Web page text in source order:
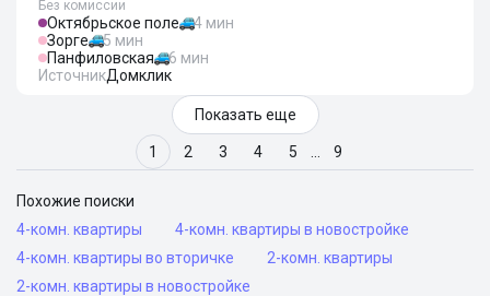
Без комиссии
Октябрьское поле
4 мин
Зорге
5 мин
Панфиловская
6 мин
ИсточникДомклик
Показать еще
1 2 3 4 5 9
Похожие поиски
4-комн. квартиры
4-комн. квартиры в новостройке
4-комн. квартиры во вторичке
2-комн. квартиры
2-комн. квартиры в новостройке